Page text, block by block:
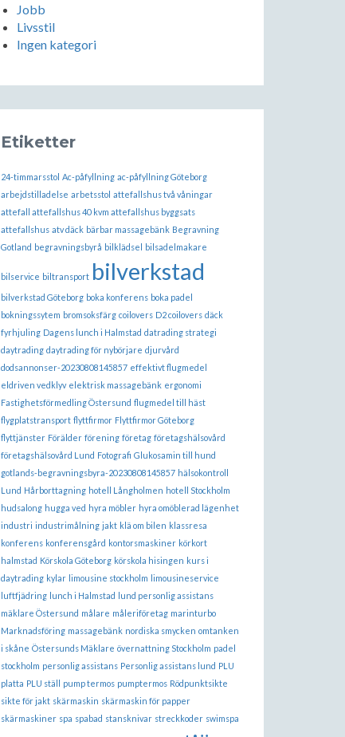
Jobb
Livsstil
Ingen kategori
Etiketter
24-timmarsstol Ac-påfyllning ac-påfyllning Göteborg
arbejdstilladelse arbetsstol attefallshus två våningar
attefall attefallshus 40 kvm attefallshus byggsats
attefallshus atv däck bärbar massagebänk Begravning
Gotland begravningsbyrå bilklädsel bilsadelmakare
bilservice biltransport bilverkstad
bilverkstad Göteborg boka konferens boka padel
bokningssytem bromsoksfärg coilovers D2 coilovers däck
fyrhjuling Dagens lunch i Halmstad datrading strategi
daytrading daytrading för nybörjare djurvård
dodsannonser-20230808145857 effektivt flugmedel
eldriven vedklyv elektrisk massagebänk ergonomi
Fastighetsförmedling Östersund flugmedel till häst
flygplatstransport flyttfirmor Flyttfirmor Göteborg
flyttjänster Förälder förening företag företagshälsovård
företagshälsovård Lund Fotografi Glukosamin till hund
gotlands-begravningsbyra-20230808145857 hälsokontroll
Lund Hårborttagning hotell Långholmen hotell Stockholm
hudsalong hugga ved hyra möbler hyra omöblerad lägenhet
industri industrimålning jakt klä om bilen klassresa
konferens konferensgård kontorsmaskiner körkort
halmstad Körskola Göteborg körskola hisingen kurs i
daytrading kylar limousine stockholm limousineservice
luftfjädring lunch i Halmstad lund personlig assistans
mäklare Östersund målare måleriföretag marinturbo
Marknadsföring massagebänk nordiska smycken omtanken
i skåne Östersunds Mäklare övernattning Stockholm padel
stockholm personlig assistans Personlig assistans lund PLU
platta PLU ställ pump termos pumptermos Rödpunktsikte
sikte för jakt skärmaskin skärmaskin för papper
skärmaskiner spa spabad stansknivar streckkoder swimspa